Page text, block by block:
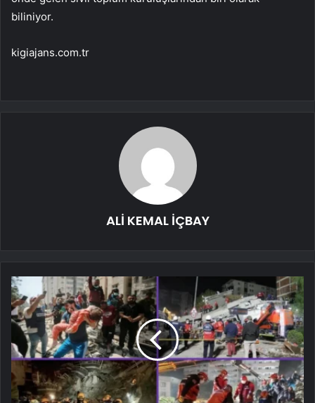
biliniyor.
kigiajans.com.tr
ALİ KEMAL İÇBAY